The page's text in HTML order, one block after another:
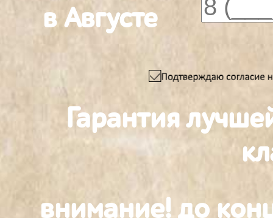
в Августе
Гарантия
внимание! до